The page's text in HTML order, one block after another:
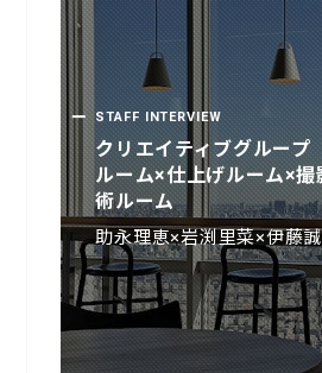
STAFF INTERVIEW
クリエイティブ事業部
長
佐久間悠也
STAFF INTERVIEW
クリエイティブグルー
ルーム×仕上げルーム×撮
術ルーム
助永理恵×岩渕里菜×伊藤